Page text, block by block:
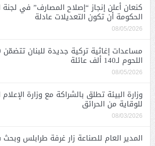
كنعان أعلن إنجاز “إصلاح المصارف” في لجنة
الحكومة أن تكون التعديلات عادلة
08/05/2026
اللحوم لـ140 ألف عائلة
08/05/2026
وزارة البيئة تطلق بالشراكة مع وزارة
للوقاية من الحرائق
08/03/2026
المدير العام للصناعة زار غرفة طرابلس